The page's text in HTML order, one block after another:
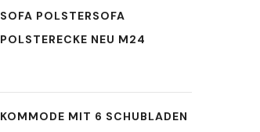
SOFA POLSTERSOFA
POLSTERECKE NEU M24
KOMMODE MIT 6 SCHUBLADEN